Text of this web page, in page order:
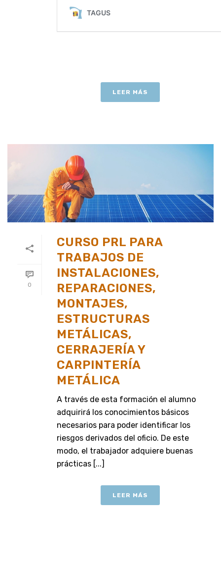
LEER MÁS
0
CURSO PRL PARA
TRABAJOS DE
INSTALACIONES,
REPARACIONES,
MONTAJES,
ESTRUCTURAS
METÁLICAS,
CERRAJERÍA Y
CARPINTERÍA
METÁLICA
A través de esta formación el alumno
adquirirá los conocimientos básicos
necesarios para poder identificar los
riesgos derivados del oficio. De este
modo, el trabajador adquiere buenas
prácticas [...]
LEER MÁS